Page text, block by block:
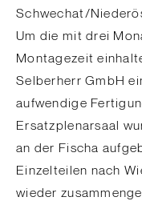
Schwechat/
Um die mit drei
Montagezeit
Selberherr GmbH
aufwendige
Ersatzplenarsaal
an der Fischa
Einzelteilen nach
wieder